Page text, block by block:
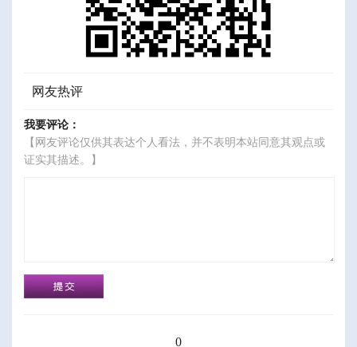
网友热评
我要评论：
【网友评论仅供其表达个人看法，并不表明本站同意其观点或
证实其描述。】
0